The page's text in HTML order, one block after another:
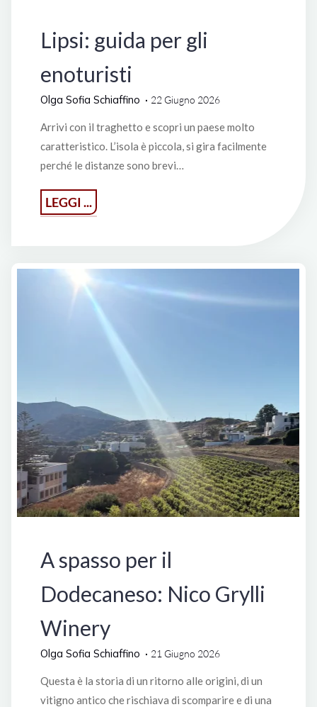
Lipsi: guida per gli
enoturisti
Olga Sofia Schiaffino 22 Giugno 2026
Arrivi con il traghetto e scopri un paese molto
caratteristico. L’isola è piccola, si gira facilmente
perché le distanze sono brevi…
LEGGI ...
guida
A spasso per il
Dodecaneso: Nico Grylli
Winery
Olga Sofia Schiaffino 21 Giugno 2026
Questa è la storia di un ritorno alle origini, di un
vitigno antico che rischiava di scomparire e di una